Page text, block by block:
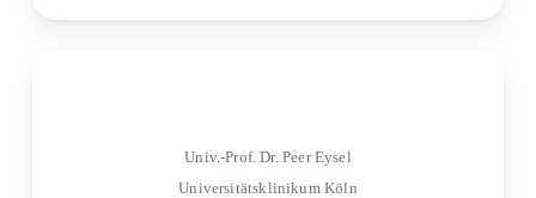
Univ.-Prof. Dr. Peer Eysel
Universitätsklinikum Köln